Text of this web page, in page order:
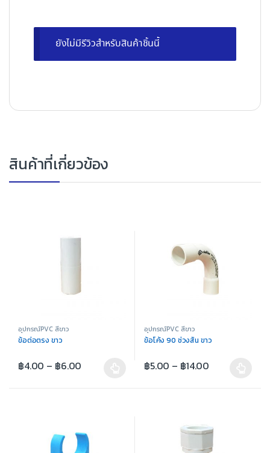
ยังไม่มีรีวิวสำหรับสินค้าชิ้นนี้
สินค้าที่เกี่ยวข้อง
อุปกรณ์PVC สีขาว
ข้อต่อตรง ขาว
฿4.00 – ฿6.00
อุปกรณ์PVC สีขาว
ข้อโค้ง 90 ช่วงสั้น ขาว
฿5.00 – ฿14.00